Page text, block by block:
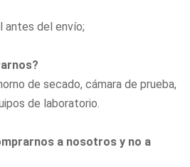
antes del envío;
de secado, cámara de prueba,
de laboratorio.
a nosotros y no a